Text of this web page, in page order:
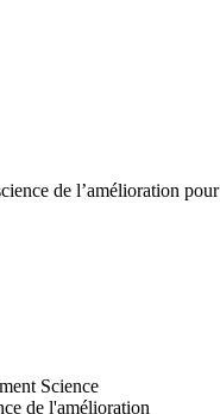
de l’amélioration
de l'amélioration